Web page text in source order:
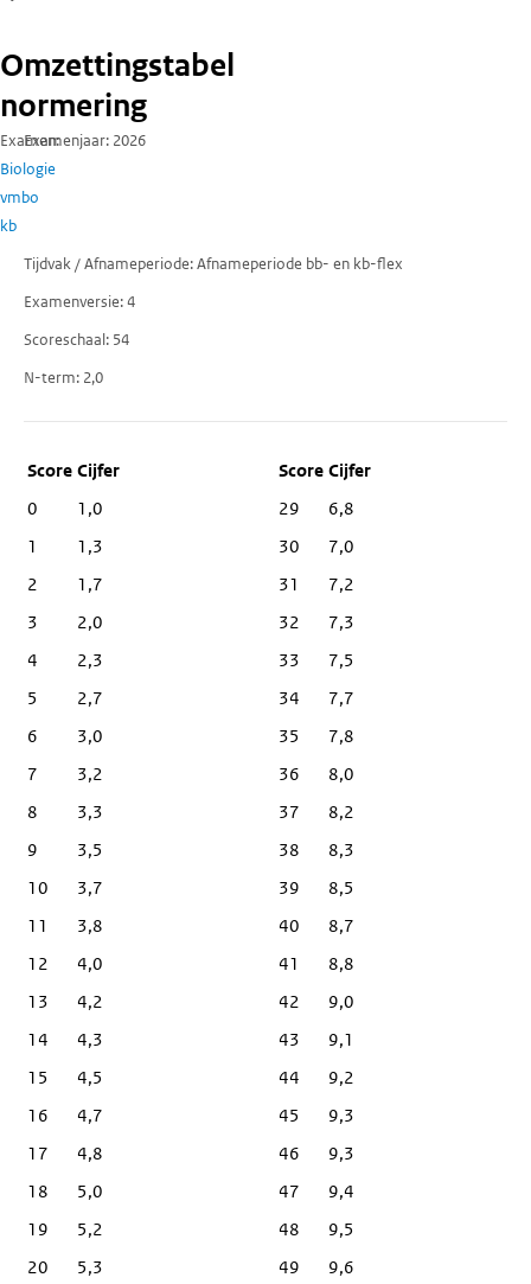
Omzettingstabel
normering
Examen
Biologie
vmbo
kb
Examenjaar 2026
Tijdvak / Afnameperiode Afnameperiode bb- en kb-flex
Examenversie 4
Scoreschaal 54
N-term 2,0
Score Cijfer
0
1,0
1
1,3
2
1,7
3
2,0
4
2,3
5
2,7
6
3,0
7
3,2
8
3,3
9
3,5
10
3,7
11
3,8
12
4,0
13
4,2
14
4,3
15
4,5
16
4,7
17
4,8
18
5,0
19
5,2
20
5,3
29
6,8
30
7,0
31
7,2
32
7,3
33
7,5
34
7,7
35
7,8
36
8,0
37
8,2
38
8,3
39
8,5
40
8,7
41
8,8
42
9,0
43
9,1
44
9,2
45
9,3
46
9,3
47
9,4
48
9,5
49
9,6